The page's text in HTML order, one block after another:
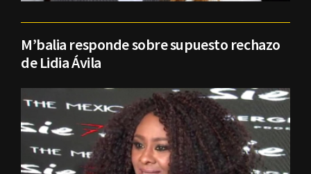
M’balia responde sobre supuesto rechazo
de Lidia Ávila